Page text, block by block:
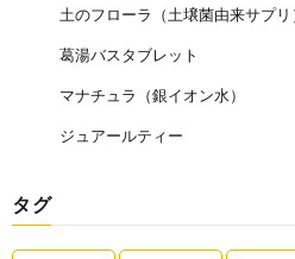
土のフローラ（土壌菌由来サプリ
葛湯バスタブレット
マナチュラ（銀イオン水）
ジュアールティー
タグ